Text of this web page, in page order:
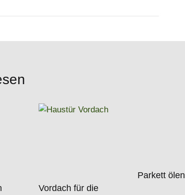
Vordach für die
Parkett ölen